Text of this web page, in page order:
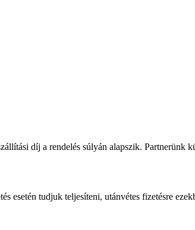
díj a rendelés súlyán alapszik. Partnerünk
esetén tudjuk teljesíteni, utánvétes fizetésre